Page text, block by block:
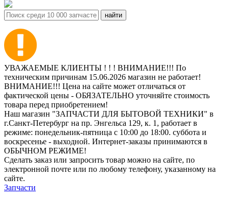
УВАЖАЕМЫЕ КЛИЕНТЫ ! ! ! ВНИМАНИЕ!!! По
техническим причинам 15.06.2026 магазин не работает!
ВНИМАНИЕ!!! Цена на сайте может отличаться от
фактической цены - ОБЯЗАТЕЛЬНО уточняйте стоимость
товара перед приобретением!
Наш магазин "ЗАПЧАСТИ ДЛЯ БЫТОВОЙ ТЕХНИКИ" в
г.Санкт-Петербург на пр. Энгельса 129, к. 1, работает в
режиме: понедельник-пятница с 10:00 до 18:00. суббота и
воскресенье - выходной. Интернет-заказы принимаются в
ОБЫЧНОМ РЕЖИМЕ!
Сделать заказ или запросить товар можно на сайте, по
электронной почте или по любому телефону, указанному на
сайте.
Запчасти